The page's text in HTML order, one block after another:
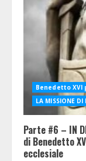
Benedetto XVI
LA MISSIONE
Parte #6 – IN
di Benedetto
ecclesiale